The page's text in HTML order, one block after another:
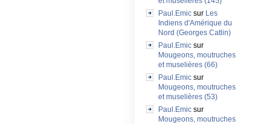
Paul.Emic sur Les
Indiens d'Amérique du
Nord (Georges Catlin)
Paul.Emic sur
Mougeons, moutruches
et muselières (66)
Paul.Emic sur
Mougeons, moutruches
et muselières (53)
Paul.Emic sur
Mougeons, moutruches